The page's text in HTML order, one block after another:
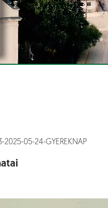
2025-05-24-GYEREKNAP